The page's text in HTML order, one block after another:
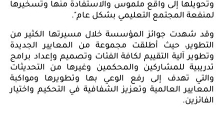
وتحويلها إلى واقع ملموس والاستفادة منها وتسخيرها
لمنفعة المجتمع التعليمي بشكل عام".
وقد شهدت جوائز المؤسسة خلال مسيرتها الكثير من
التطوير، حيث أطلقت مجموعة من المعايير الجديدة
وتطوير آلية التقييم لكافة الفئات وتصميم وإعداد برامج
تدريبية للمشاركين والمحكمين وغيرها من التحديثات
والتي تهدف إلى رفع الوعي بها وتطويرها ومواكبة
المعايير العالمية وتعزيز الشفافية في التحكيم واختيار
الفائزين.